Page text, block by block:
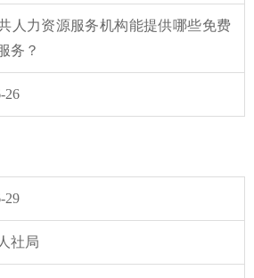
人力资源服务机构能提供哪些免费
务？
26
29
社局